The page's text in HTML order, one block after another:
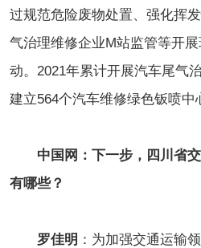
过规范危险废物处置、强化挥
气治理维修企业M站监管等开
动。2021年累计开展汽车尾气
建立564个汽车维修绿色钣喷中
中国网：下一步，四川省
有哪些？
罗佳明 ：为加强交通运输